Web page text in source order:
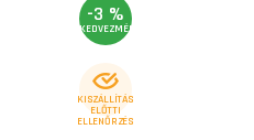
-3 %
KEDVEZMÉNY
KISZÁLLÍTÁS
ELŐTTI
ELLENŐRZÉS